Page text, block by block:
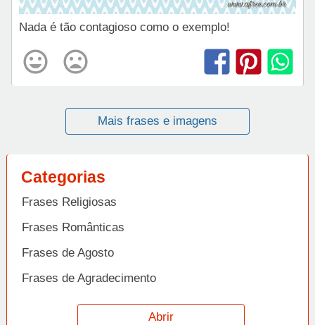
Nada é tão contagioso como o exemplo!
Mais frases e imagens
Categorias
Frases Religiosas
Frases Românticas
Frases de Agosto
Frases de Agradecimento
Frases de Amizade
Abrir